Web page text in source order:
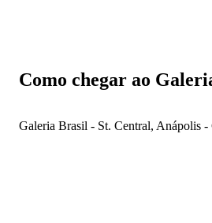
Como chegar ao
Galeria Brasil - St. Central, Anápolis